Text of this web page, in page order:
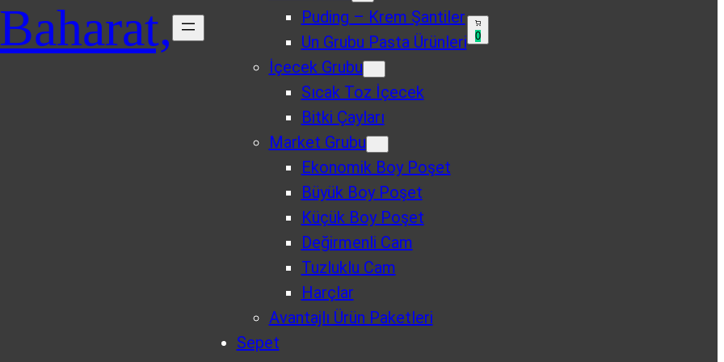
Puding – Krem Şantiler
Un Grubu Pasta Ürünleri
İçecek Grubu
Sıcak Toz İçecek
Bitki Çayları
Market Grubu
Ekonomik Boy Poşet
Büyük Boy Poşet
Küçük Boy Poşet
Değirmenli Cam
Tuzluklu Cam
Harçlar
Avantajlı Ürün Paketleri
Sepet
0